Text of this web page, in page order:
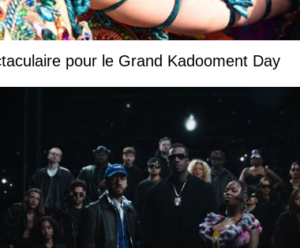
pour le Grand Kadooment Day